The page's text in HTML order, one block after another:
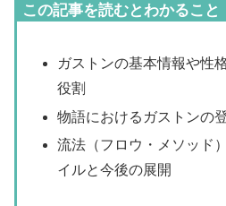
この記事を読むとわかること
ガストンの基本情報や性
役割
物語におけるガストンの
流法（フロウ・メソッド
イルと今後の展開